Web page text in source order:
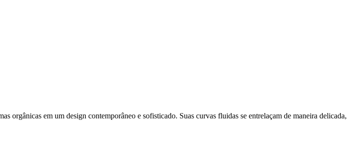
orgânicas em um design contemporâneo e sofisticado. Suas curvas fluidas se entrelaçam de maneira delicada,